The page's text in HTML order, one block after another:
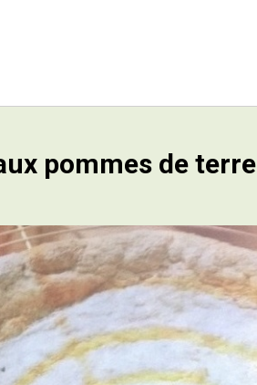
pommes de terre